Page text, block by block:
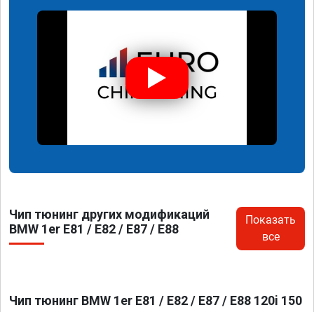
Чип тюнинг других модификаций
BMW 1er E81 / E82 / E87 / E88
Показать
все
Чип тюнинг BMW 1er E81 / E82 / E87 / E88 120i 150